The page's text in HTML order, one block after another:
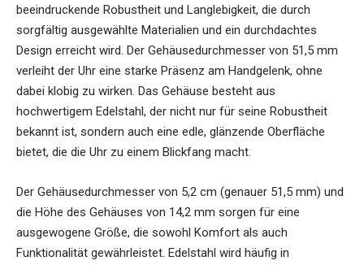
beeindruckende Robustheit und Langlebigkeit, die durch
sorgfältig ausgewählte Materialien und ein durchdachtes
Design erreicht wird. Der Gehäusedurchmesser von 51,5 mm
verleiht der Uhr eine starke Präsenz am Handgelenk, ohne
dabei klobig zu wirken. Das Gehäuse besteht aus
hochwertigem Edelstahl, der nicht nur für seine Robustheit
bekannt ist, sondern auch eine edle, glänzende Oberfläche
bietet, die die Uhr zu einem Blickfang macht.
Der Gehäusedurchmesser von 5,2 cm (genauer 51,5 mm) und
die Höhe des Gehäuses von 14,2 mm sorgen für eine
ausgewogene Größe, die sowohl Komfort als auch
Funktionalität gewährleistet. Edelstahl wird häufig in